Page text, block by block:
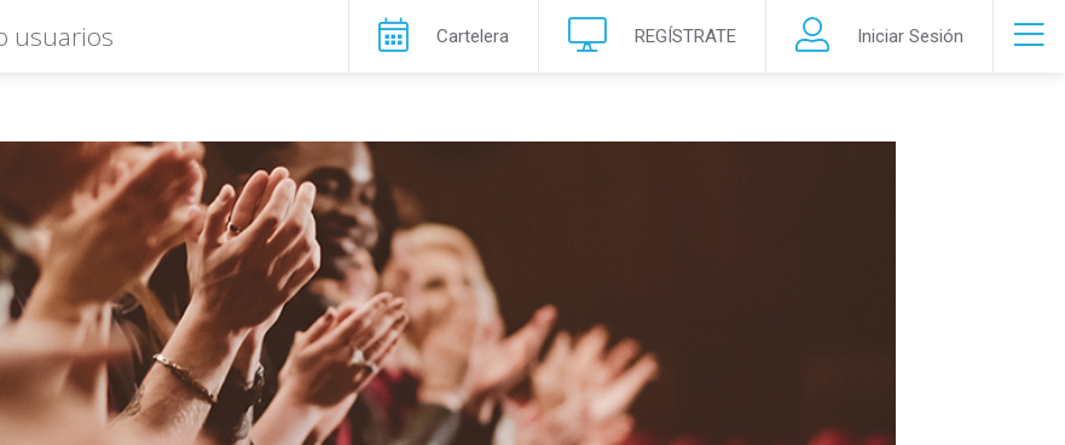
Cartelera REGÍSTRATE Iniciar Sesión